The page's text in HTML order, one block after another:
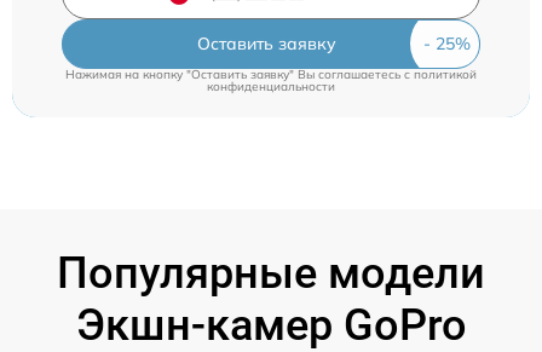
Оставить заявку
Нажимая на кнопку "Оставить заявку" Вы соглашаетесь cполитикой
конфиденциальности
Популярные модели
Экшн-камер GoPro